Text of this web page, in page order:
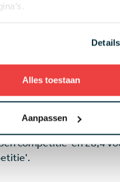
Alles toestaan
Aanpassen
Om in de Voor- of
te mogen spelen,
45,0 hebben. Tot
Wereld Handicap
competitie' en 28,4